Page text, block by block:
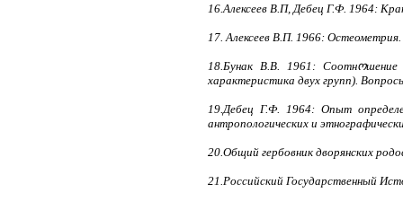
16.Алексеев В.П, Дебец Г.Ф. 1964:
17. Алексеев В.П. 1966:
18.Бунак В.В. 1961: Соотнოшение
характеристика двух групп).
19.Дебец Г.Ф. 1964: Опыт
антропологических и
20.Общий гербовник дворянских
21.Российский Государственный